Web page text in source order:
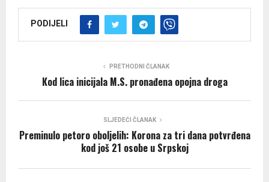
PODIJELI
PRETHODNI ČLANAK
Кod lica inicijala M.S. pronađena opojna droga
SLJEDEĆI ČLANAK
Preminulo petoro oboljelih: Korona za tri dana potvrđena
kod još 21 osobe u Srpskoj